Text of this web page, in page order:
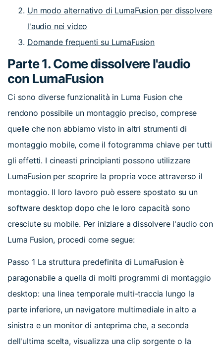
Un modo alternativo di LumaFusion per dissolvere
l'audio nei video
Domande frequenti su LumaFusion
Parte 1. Come dissolvere l'audio
con LumaFusion
Ci sono diverse funzionalità in Luma Fusion che
rendono possibile un montaggio preciso, comprese
quelle che non abbiamo visto in altri strumenti di
montaggio mobile, come il fotogramma chiave per tutti
gli effetti. I cineasti principianti possono utilizzare
LumaFusion per scoprire la propria voce attraverso il
montaggio. Il loro lavoro può essere spostato su un
software desktop dopo che le loro capacità sono
cresciute su mobile. Per iniziare a dissolvere l'audio con
Luma Fusion, procedi come segue:
Passo 1 La struttura predefinita di LumaFusion è
paragonabile a quella di molti programmi di montaggio
desktop: una linea temporale multi-traccia lungo la
parte inferiore, un navigatore multimediale in alto a
sinistra e un monitor di anteprima che, a seconda
dell'ultima scelta, visualizza una clip sorgente o la